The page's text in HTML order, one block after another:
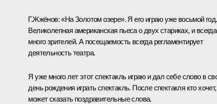
Г.Жжёнов: «На Золотом озере». Я его играю уже восьмой год.
Великолепная американская пьеса о двух стариках, и всегда
много зрителей. А посещаемость всегда регламентирует
деятельность театра.
Я уже много лет этот спектакль играю и дал себе слово в
день рождения играть спектакль. После спектакля кто хочет,
может сказать поздравительные слова.